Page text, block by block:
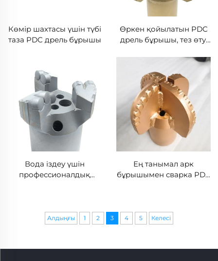
Көмір шахтасы үшін түбі
таза PDC дрель бұрышы
Өркен қойылатын PDC
дрель бұрышы, тез өту,
scraper PDC дрель
бұрышы
Вода іздеу үшін
профессионалдық
Ең танымал арк
бұрышымен сварка PDC
Алдыңғы 1 2 3 4 5 Келесі